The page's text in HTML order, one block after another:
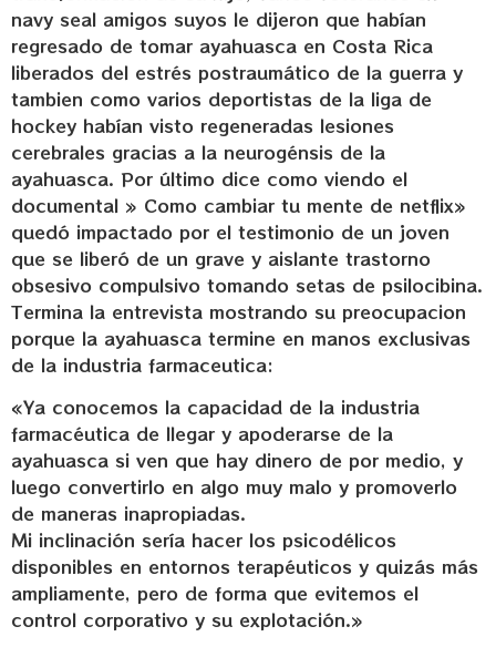
navy seal amigos suyos le dijeron que habían
regresado de tomar ayahuasca en Costa Rica
liberados del estrés postraumático de la guerra y
tambien como varios deportistas de la liga de
hockey habían visto regeneradas lesiones
cerebrales gracias a la neurogénsis de la
ayahuasca. Por último dice como viendo el
documental » Como cambiar tu mente de netflix»
quedó impactado por el testimonio de un joven
que se liberó de un grave y aislante trastorno
obsesivo compulsivo tomando setas de psilocibina.
Termina la entrevista mostrando su preocupacion
porque la ayahuasca termine en manos exclusivas
de la industria farmaceutica:
«Ya conocemos la capacidad de la industria
farmacéutica de llegar y apoderarse de la
ayahuasca si ven que hay dinero de por medio, y
luego convertirlo en algo muy malo y promoverlo
de maneras inapropiadas.
Mi inclinación sería hacer los psicodélicos
disponibles en entornos terapéuticos y quizás más
ampliamente, pero de forma que evitemos el
control corporativo y su explotación.»